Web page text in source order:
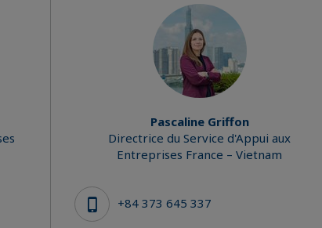
Pascaline Griffon
Directrice du Service d'Appui aux
Entreprises France – Vietnam
+84 373 645 337